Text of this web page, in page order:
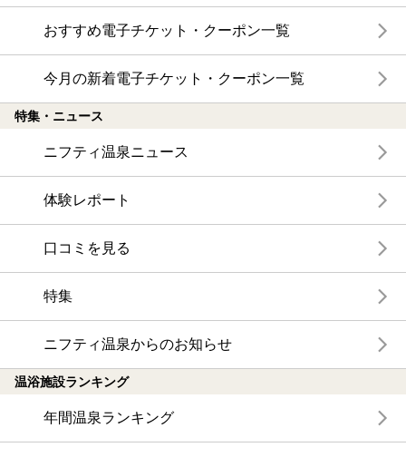
おすすめ電子チケット・クーポン一覧
今月の新着電子チケット・クーポン一覧
特集・ニュース
ニフティ温泉ニュース
体験レポート
口コミを見る
特集
ニフティ温泉からのお知らせ
温浴施設ランキング
年間温泉ランキング